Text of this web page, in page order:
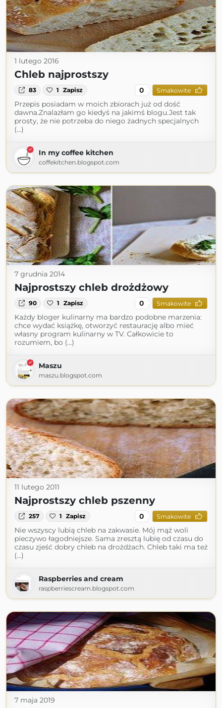
1 lutego 2016
Chleb najprostszy
83 1 Zapisz 0 Smakowite
Przepis posiadam w moich zbiorach już od dość
dawna.Znalazłam go kiedyś na jakimś blogu.Jest tak
prosty, że nie potrzeba do niego żadnych specjalnych
(...)
In my coffee kitchen
coffekitchen.blogspot.com
7 grudnia 2014
Najprostszy chleb drożdżowy
90 1 Zapisz 0 Smakowite
Każdy bloger kulinarny ma bardzo podobne marzenia:
chce wydać książkę, otworzyć restaurację albo mieć
własny program kulinarny w TV. Całkowicie to
rozumiem, bo (...)
Maszu
maszu.blogspot.com
11 lutego 2011
Najprostszy chleb pszenny
257 1 Zapisz 0 Smakowite
Nie wszyscy lubią chleb na zakwasie. Mój mąż woli
pieczywo łagodniejsze. Sama zresztą lubię od czasu do
czasu zjeść dobry chleb na drożdżach. Chleb taki ma też
(...)
Raspberries and cream
raspberriescream.blogspot.com
7 maja 2019